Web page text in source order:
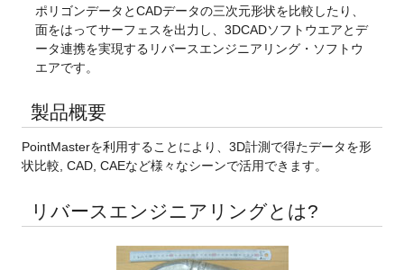
ポリゴンデータとCADデータの三次元形状を比較したり、
面をはってサーフェスを出力し、3DCADソフトウエアとデ
ータ連携を実現するリバースエンジニアリング・ソフトウ
エアです。
製品概要
PointMasterを利用することにより、3D計測で得たデータを形
状比較, CAD, CAEなど様々なシーンで活用できます。
リバースエンジニアリングとは?